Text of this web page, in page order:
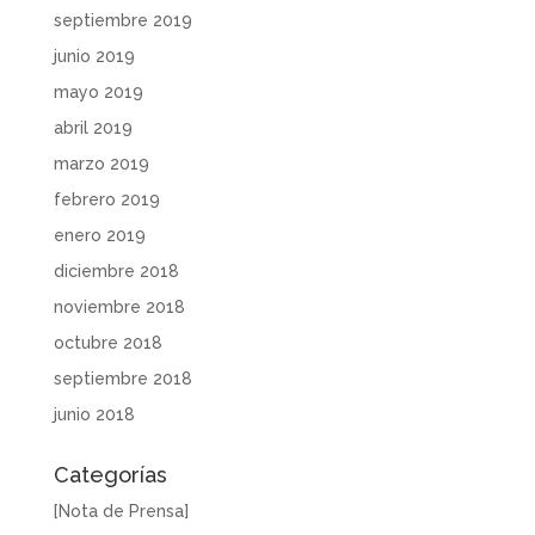
septiembre 2019
junio 2019
mayo 2019
abril 2019
marzo 2019
febrero 2019
enero 2019
diciembre 2018
noviembre 2018
octubre 2018
septiembre 2018
junio 2018
Categorías
[Nota de Prensa]